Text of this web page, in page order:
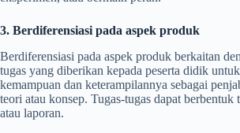
3. Berdiferensiasi pada aspek produk
Berdiferensiasi pada aspek produk berkaitan
tugas yang diberikan kepada peserta didik
kemampuan dan keterampilannya sebagai
teori atau konsep. Tugas-tugas dapat berbentuk
atau laporan.